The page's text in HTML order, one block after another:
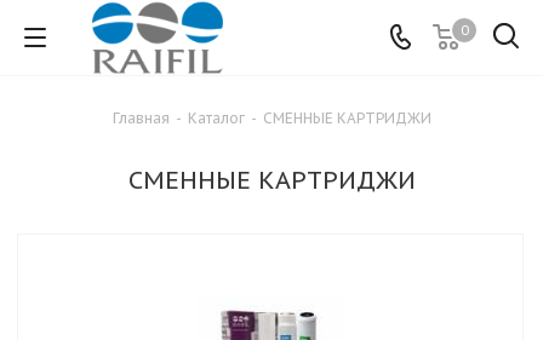
0
Главная - Каталог - СМЕННЫЕ КАРТРИДЖИ
СМЕННЫЕ КАРТРИДЖИ